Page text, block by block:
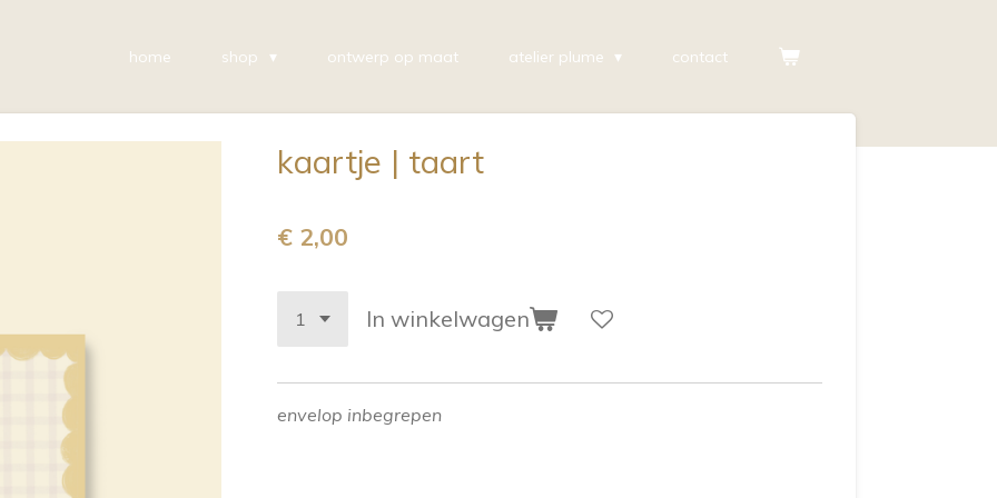
home shop ontwerp op maat atelier plume contact
kaartje | taart
€ 2,00
In winkelwagen
envelop inbegrepen